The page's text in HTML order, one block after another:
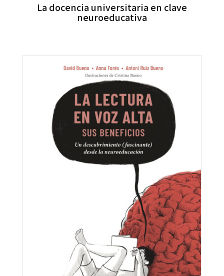
La docencia universitaria en clave
neuroeducativa